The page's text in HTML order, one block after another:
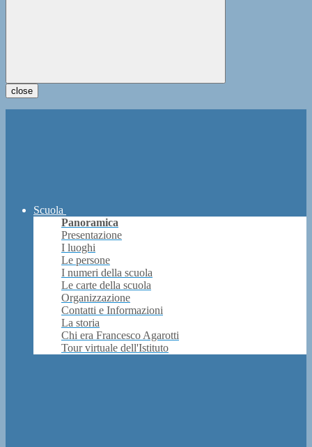
close
Scuola
Panoramica
Presentazione
I luoghi
Le persone
I numeri della scuola
Le carte della scuola
Organizzazione
Contatti e Informazioni
La storia
Chi era Francesco Agarotti
Tour virtuale dell'Istituto